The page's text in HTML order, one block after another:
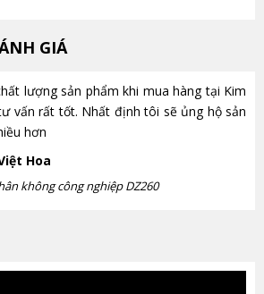
GIÁ
lượng sản phẩm khi mua hàng tại Kim
vấn rất tốt. Nhất định tôi sẽ ủng hộ sản
hơn
Hoa
không công nghiệp DZ260